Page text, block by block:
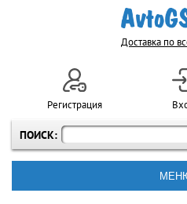
Доставка по
ПОИСК:
Регистрация